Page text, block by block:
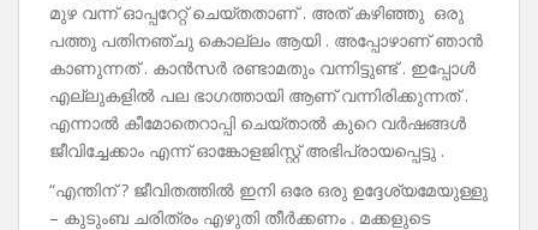
മുഴ വന്ന്‌ ഓപ്പറേറ്റ് ചെയ്തതാണ് . അത് കഴിഞ്ഞു ഒരു
പത്തു പതിനഞ്ചു കൊല്ലം ആയി . അപ്പോഴാണ് ഞാൻ
കാണുന്നത് . കാൻസർ രണ്ടാമതും വന്നിട്ടുണ്ട് . ഇപ്പോൾ
എല്ലുകളിൽ പല ഭാഗത്തായി ആണ് വന്നിരിക്കുന്നത് .
എന്നാൽ കീമോതെറാപ്പി ചെയ്‌താൽ കുറെ വർഷങ്ങൾ
ജീവിച്ചേക്കാം എന്ന് ഓങ്കോളജിസ്റ്റ് അഭിപ്രായപ്പെട്ടു .
“എന്തിന് ? ജീവിതത്തിൽ ഇനി ഒരേ ഒരു ഉദ്ദേശ്യമേയുള്ളു
– കുടുംബ ചരിത്രം എഴുതി തീർക്കണം . മക്കളുടെ